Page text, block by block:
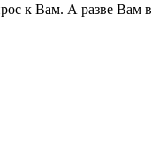
к Вам. А разве